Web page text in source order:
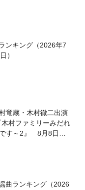
ンキング（2026年7
）
竜蔵・木村徹二出演
村ファミリーみだれ
す～2』 8月8日
曲ランキング（2026